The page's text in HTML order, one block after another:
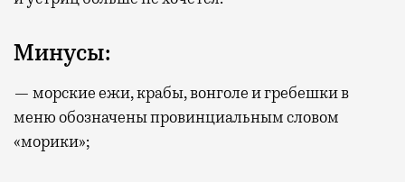
Минусы:
— морские ежи, крабы, вонголе и гребешки в
меню обозначены провинциальным словом
«морики»;